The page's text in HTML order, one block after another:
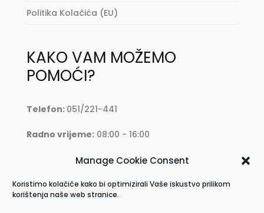
Manage Cookie Consent
Koristimo kolačiće kako bi optimizirali Vaše iskustvo prilikom
korištenja naše web stranice.
Politika Kolačića (EU)
KAKO VAM MOŽEMO
POMOĆI?
Telefon: 051/221-441
Radno vrijeme:08:00 - 16:00
oprema@krkmoto.hr
Address:Stjepana Radića 28, 51500 Krk